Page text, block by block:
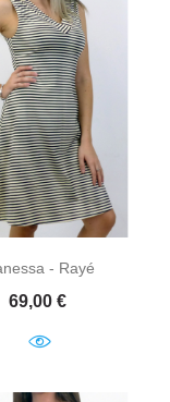
- Rayé
Prix
69,00 €